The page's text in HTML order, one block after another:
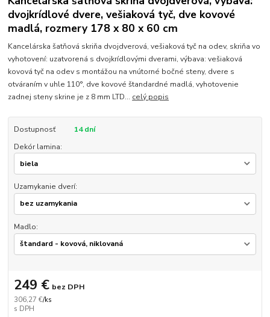
dvojkrídlové dvere, vešiaková tyč, dve kovové
madlá, rozmery 178 x 80 x 60 cm
Kancelárska šatňová skriňa dvojdverová, vešiaková tyč na odev, skriňa vo
vyhotovení: uzatvorená s dvojkrídlovými dverami, výbava: vešiaková
kovová tyč na odev s montážou na vnútorné bočné steny, dvere s
otváraním v uhle 110°, dve kovové štandardné madlá, vyhotovenie
zadnej steny skrine je z 8 mm LTD... celý popis
Dostupnosť
14 dní
Dekór lamina:
Uzamykanie dverí:
Madlo:
306,27 €/ks
249 € bez DPH